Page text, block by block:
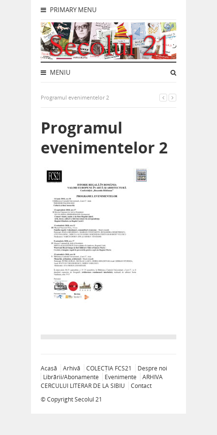
PRIMARY MENU
MENIU
Programul evenimentelor 2
Programul
evenimentelor 2
Acasă Arhivă COLECȚIA FCS21
Despre noi
Librării/Abonamente
Evenimente
ARHIVA
CERCULUI LITERAR DE LA SIBIU
Contact
© CopyrightSecolul 21